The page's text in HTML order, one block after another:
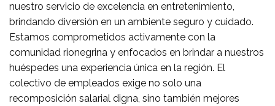
nuestro servicio de excelencia en entretenimiento,
brindando diversión en un ambiente seguro y cuidado.
Estamos comprometidos activamente con la
comunidad rionegrina y enfocados en brindar a nuestros
huéspedes una experiencia única en la región. El
colectivo de empleados exige no solo una
recomposición salarial digna, sino también mejores